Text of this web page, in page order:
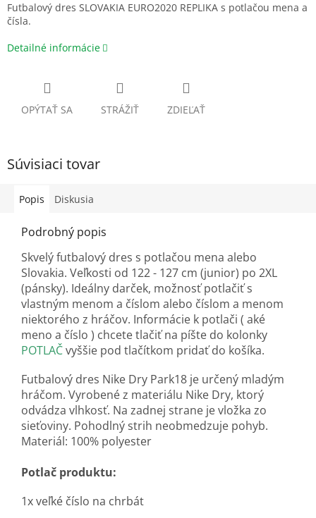
Futbalový dres SLOVAKIA EURO2020 REPLIKA s potlačou mena a
čísla.
Detailné informácie
OPÝTAŤ SA STRÁŽIŤ ZDIEĽAŤ
Súvisiaci tovar
Popis Diskusia
Podrobný popis
Skvelý futbalový dres s potlačou mena alebo
Slovakia. Veľkosti od 122 - 127 cm (junior) po 2XL
(pánsky). Ideálny darček, možnosť potlačiť s
vlastným menom a číslom alebo číslom a menom
niektorého z hráčov. Informácie k potlači ( aké
meno a číslo ) chcete tlačiť na píšte do kolonky
POTLAČvyššie pod tlačítkom pridať do košíka.
Futbalový dres Nike Dry Park18 je určený mladým
hráčom. Vyrobené z materiálu Nike Dry, ktorý
odvádza vlhkosť. Na zadnej strane je vložka zo
sieťoviny. Pohodlný strih neobmedzuje pohyb.
Materiál: 100% polyester
Potlač produktu:
1x veľké číslo na chrbát